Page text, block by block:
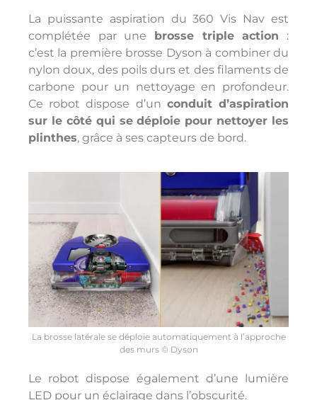
La puissante aspiration du 360 Vis Nav est
complétée par une brosse triple action :
c’est la première brosse Dyson à combiner du
nylon doux, des poils durs et des filaments de
carbone pour un nettoyage en profondeur.
Ce robot dispose d’un conduit d’aspiration
sur le côté qui se déploie pour nettoyer les
plinthes, grâce à ses capteurs de bord.
La brosse latérale se déploie automatiquement à l’approche
des murs © Dyson
Le robot dispose également d’une lumière
LED pour un éclairage dans l’obscurité.